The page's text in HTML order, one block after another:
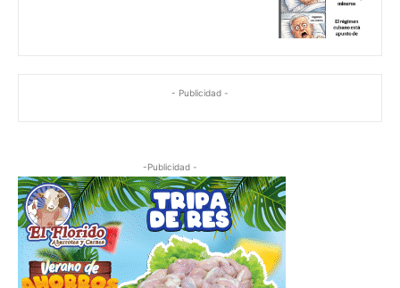
- Publicidad -
-Publicidad -